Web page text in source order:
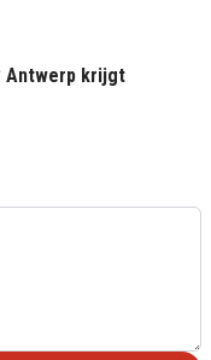
Antwerp krijgt